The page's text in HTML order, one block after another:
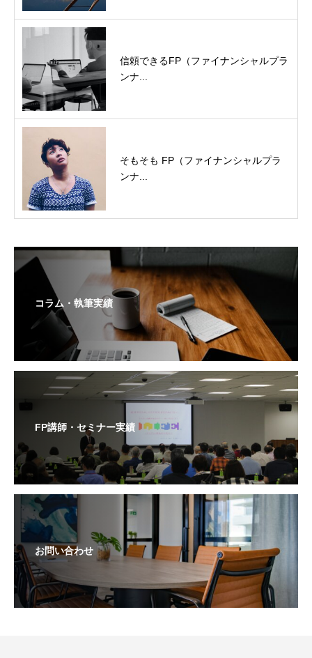
信頼できるFP（ファイナンシャルプラ
ンナ...
そもそも FP（ファイナンシャルプラ
ンナ...
コラム・執筆実績
FP講師・セミナー実績
お問い合わせ